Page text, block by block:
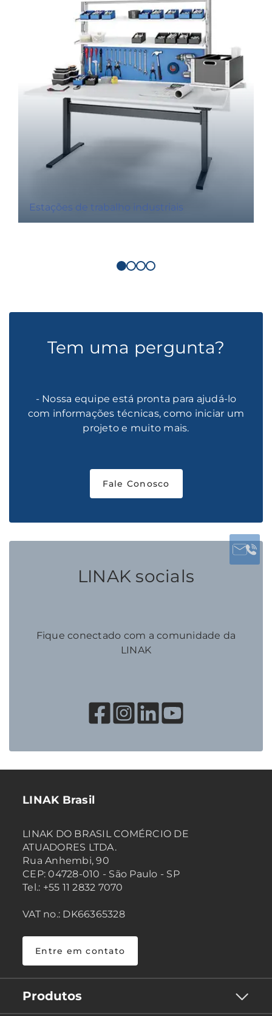
Estações de trabalho industriais
Tem uma pergunta?
- Nossa equipe está pronta para ajudá-lo
com informações técnicas, como iniciar um
projeto e muito mais.
Fale Conosco
LINAK socials
Fique conectado com a comunidade da
LINAK
LINAK Brasil
LINAK DO BRASIL COMÉRCIO DE
ATUADORES LTDA.
Rua Anhembi, 90
CEP: 04728-010 - São Paulo - SP
Tel.: +55 11 2832 7070
VAT no.: DK66365328
Entre em contato
Produtos